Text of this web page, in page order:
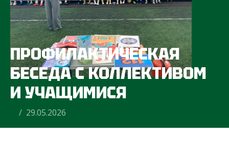
ПРОФИЛАКТИЧЕСКАЯ
БЕСЕДА С КОЛЛЕКТИВОМ
И УЧАЩИМИСЯ
/ 29.05.2026